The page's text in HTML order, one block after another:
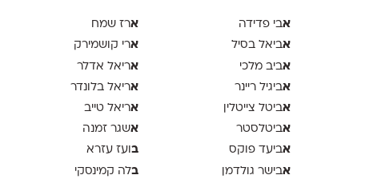
אבי פדידה
אביאל בסיל
אביב מלכי
אביגיל ריינר
אביטל צייטלין
אביטלסטר
אביעד פוקס
אבישר גולדמן
ארז שמח
ארי קושמירק
אריאל אדלר
אריאל בלונדר
אריאל טייב
אשגר זמנה
ב ועז עזרא
בלה קמינסקי